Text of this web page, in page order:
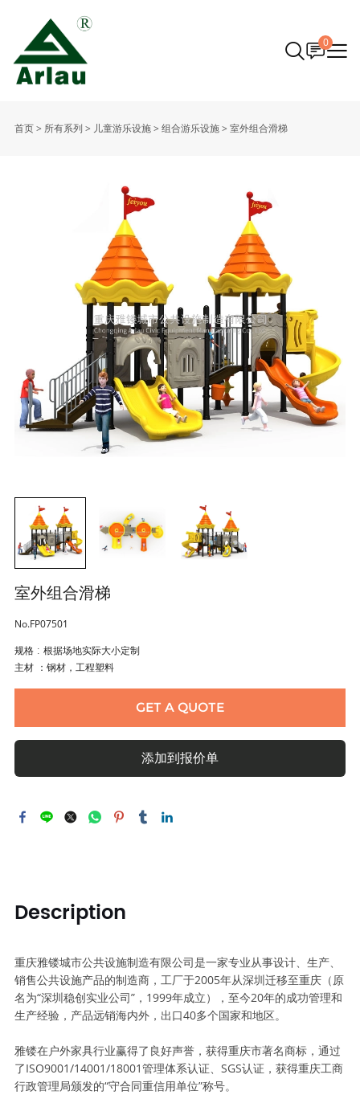
0
首页> 所有系列 > 儿童游乐设施> 组合游乐设施> 室外组合滑梯
室外组合滑梯
No.FP07501
规格 : 根据场地实际大小定制
主材 ：钢材，工程塑料
GET A QUOTE
添加到报价单
Description
重庆雅镂城市公共设施制造有限公司是一家专业从事设计、生产、
销售公共设施产品的制造商，工厂于2005年从深圳迁移至重庆（原
名为“深圳稳创实业公司”，1999年成立），至今20年的成功管理和
生产经验，产品远销海内外，出口40多个国家和地区。
雅镂在户外家具行业赢得了良好声誉，获得重庆市著名商标，通过
了ISO9001/14001/18001管理体系认证、SGS认证，获得重庆工商
行政管理局颁发的“守合同重信用单位”称号。